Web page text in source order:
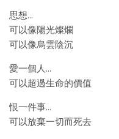
思想…
可以像陽光燦爛
可以像烏雲陰沉
愛一個人…
可以超過生命的價值
恨一件事…
可以放棄一切而死去